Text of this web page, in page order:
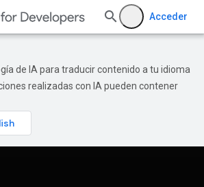
Acceder
de IA para traducir contenido a tu idioma
realizadas con IA pueden contener